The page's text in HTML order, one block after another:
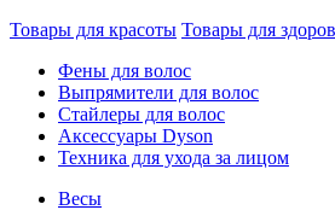
Товары для красоты Товары для
Фены для волос
Выпрямители для волос
Стайлеры для волос
Аксессуары Dyson
Техника для ухода за лицом
Весы